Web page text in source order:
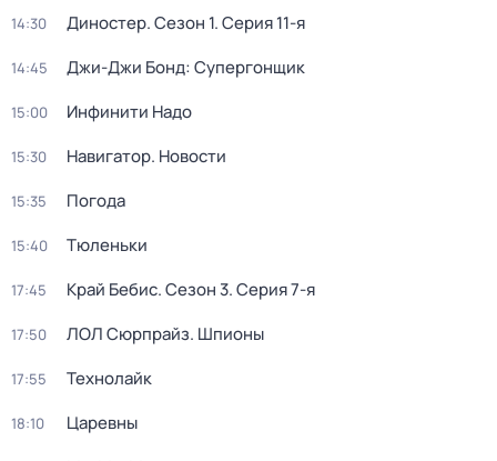
14:30 Диностер. Сезон 1. Серия 11-я
14:45 Джи-Джи Бонд: Супергонщик
15:00 Инфинити Надо
15:30 Навигатор. Новости
15:35 Погода
15:40 Тюленьки
17:45 Край Бебис. Сезон 3. Серия 7-я
17:50 ЛОЛ Сюрпрайз. Шпионы
17:55 Технолайк
18:10 Царевны